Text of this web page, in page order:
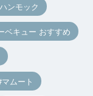
ンモック
ベキュー おすすめ
マムート